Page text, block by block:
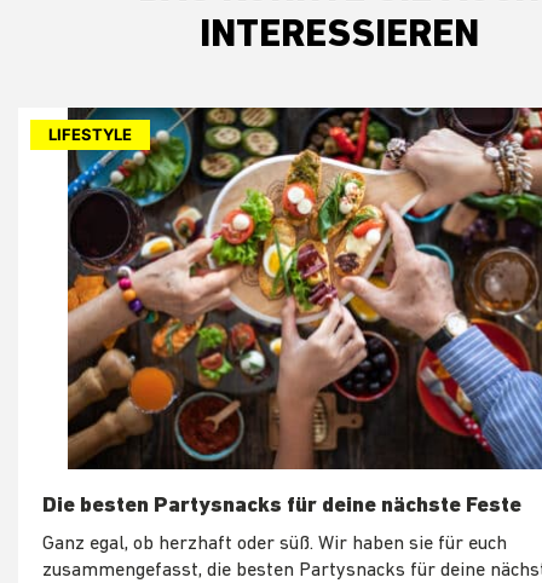
INTERESSIEREN
LIFESTYLE
Die besten Partysnacks für deine nächste Feste
Ganz egal, ob herzhaft oder süß. Wir haben sie für euch
zusammengefasst, die besten Partysnacks für deine